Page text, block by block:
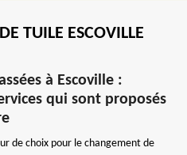
TUILE ESCOVILLE
à Escoville :
qui sont proposés
de choix pour le changement de